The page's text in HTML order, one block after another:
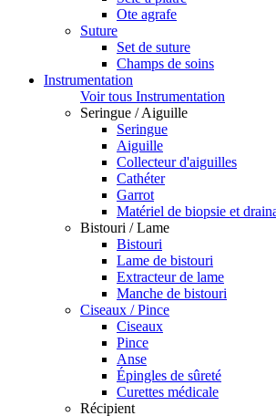
Ote agrafe
Suture
Set de suture
Champs de soins
Instrumentation
Voir tous Instrumentation
Seringue / Aiguille
Seringue
Aiguille
Collecteur d'aiguilles
Cathéter
Garrot
Matériel de biopsie et
Bistouri / Lame
Bistouri
Lame de bistouri
Extracteur de lame
Manche de bistouri
Ciseaux / Pince
Ciseaux
Pince
Anse
Épingles de sûreté
Curettes médicale
Récipient